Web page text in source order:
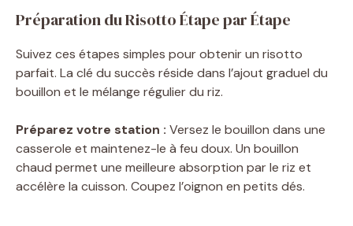
Préparation du Risotto Étape par Étape
Suivez ces étapes simples pour obtenir un risotto
parfait. La clé du succès réside dans l’ajout graduel du
bouillon et le mélange régulier du riz.
Préparez votre station : Versez le bouillon dans une
casserole et maintenez-le à feu doux. Un bouillon
chaud permet une meilleure absorption par le riz et
accélère la cuisson. Coupez l’oignon en petits dés.